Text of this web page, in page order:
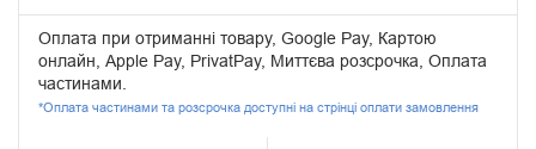
Оплата при отриманні товару, Google Pay, Картою
онлайн, Apple Pay, PrivatPay, Миттєва розсрочка, Оплата
частинами.
*Оплата частинами та розсрочка доступні на стрінці оплати замовлення